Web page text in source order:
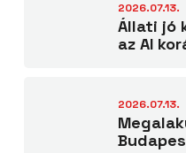
2026.07.13.
Állati jó
az AI
2026.07.13.